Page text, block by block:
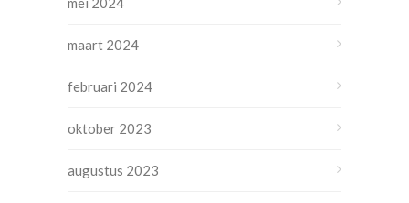
maart 2024
februari 2024
oktober 2023
augustus 2023